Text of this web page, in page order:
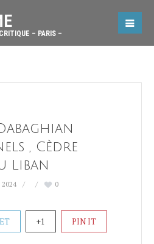
– PARIS –
, Cèdre
Liban
0
+1 PIN IT